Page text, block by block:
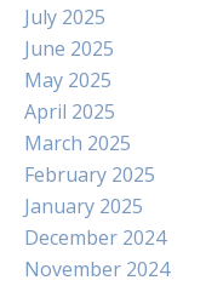
July 2025
June 2025
May 2025
April 2025
March 2025
February 2025
January 2025
December 2024
November 2024